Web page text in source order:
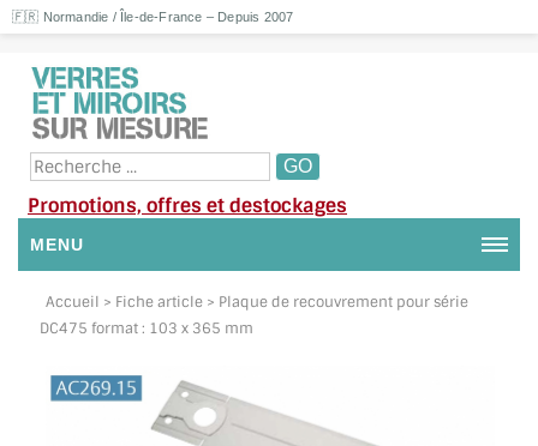
🇫🇷 Normandie / Île-de-France – Depuis 2007
Promotions, offres et destockages
MENU
NOUS CONTACTER
DEMANDE DE DEVIS
Accueil > Fiche article > Plaque de recouvrement pour série
DC475 format : 103 x 365 mm